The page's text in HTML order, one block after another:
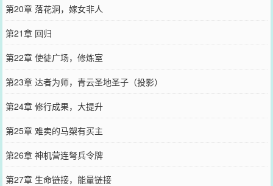
第20章 落花洞，嫁女非人
第21章 回归
第22章 使徒广场，修炼室
第23章 达者为师，青云圣地圣子（投影）
第24章 修行成果，大提升
第25章 难卖的马槊有买主
第26章 神机营连弩兵令牌
第27章 生命链接，能量链接